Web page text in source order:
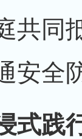
共同
安全
式践